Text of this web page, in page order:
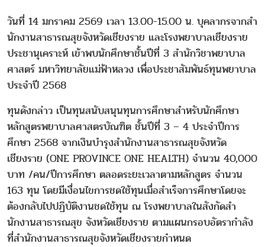
วันที่ 14 มกราคม 2569 เวลา 13.00-15.00 น. บุคลากรจากสํา
นักงานสาธารณสุขจังหวัดเชียงราย และโรงพยาบาลเชียงราย
ประชานุเคราะห์ เข้าพบนักศึกษาชั้นปีที่ 3 สำนักวิชาพยาบาล
ศาสตร์ มหาวิทยาลัยแม่ฟ้าหลวง เพื่อประชาสัมพันธ์ทุนพยาบาล
ประจําปี 2568
ทุนดังกล่าว เป็นทุนสนับสนุนทุนการศึกษาสำหรับนักศึกษา
หลักสูตรพยาบาลศาสตรบัณฑิต ชั้นปีที่ 3 – 4 ประจําปีการ
ศึกษา 2568 จากเงินบํารุงสํานักงานสาธารณสุขจังหวัด
เชียงราย (ONE PROVINCE ONE HEALTH) จํานวน 40,000
บาท /คน/ปีการศึกษา ตลอดระยะเวลาตามหลักสูตร จํานวน
163 ทุน โดยมีเงื่อนไขการชดใช้ทุนเมื่อสําเร็จการศึกษาโดยจะ
ต้องกลับไปปฏิบัติงานชดใช้ทุน ณ โรงพยาบาลในสังกัดสํา
นักงานสาธารณสุข จังหวัดเชียงราย ตามแผนกรอบอัตรากําลัง
ที่สํานักงานสาธารณสุขจังหวัดเชียงรายกําหนด